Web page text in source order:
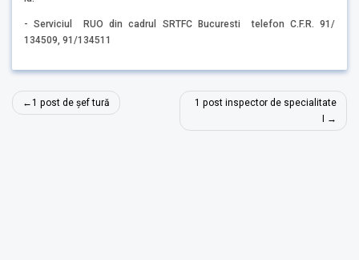
- Serviciul RUO din cadrul SRTFC Bucuresti telefon C.F.R. 91/
134509, 91/134511
Navigare
în
1 post de șef tură
1 post inspector de specialitate